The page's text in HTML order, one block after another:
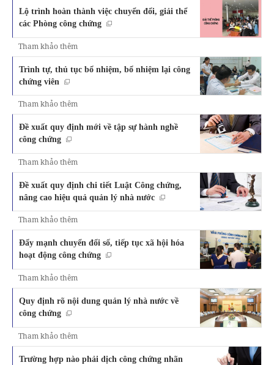
Lộ trình hoàn thành việc chuyển đổi, giải thể
các Phòng công chứng
Tham khảo thêm
Trình tự, thủ tục bổ nhiệm, bổ nhiệm lại công
chứng viên
Tham khảo thêm
Đề xuất quy định mới về tập sự hành nghề
công chứng
Tham khảo thêm
Đề xuất quy định chi tiết Luật Công chứng,
nâng cao hiệu quả quản lý nhà nước
Tham khảo thêm
Đẩy mạnh chuyển đổi số, tiếp tục xã hội hóa
hoạt động công chứng
Tham khảo thêm
Quy định rõ nội dung quản lý nhà nước về
công chứng
Tham khảo thêm
Trường hợp nào phải dịch công chứng nhãn